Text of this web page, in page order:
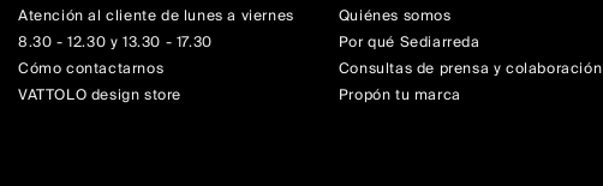
Atención al cliente de lunes a viernes
8.30 - 12.30 y 13.30 - 17.30
Cómo contactarnos
VATTOLO design store
Quiénes somos
Por qué Sediarreda
Consultas de prensa y colaboración
Propón tu marca